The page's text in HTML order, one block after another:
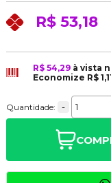
R$ 53,18
R$ 54,29 à vista
Economize R$
Quantidade: -